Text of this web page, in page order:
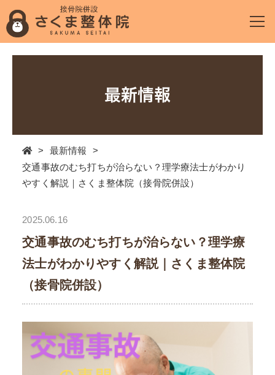
最新情報
> 最新情報
>
交通事故のむち打ちが治らない？理学療法士がわかり
やすく解説｜さくま整体院（接骨院併設）
2025.06.16
交通事故のむち打ちが治らない？理学療
法士がわかりやすく解説｜さくま整体院
（接骨院併設）